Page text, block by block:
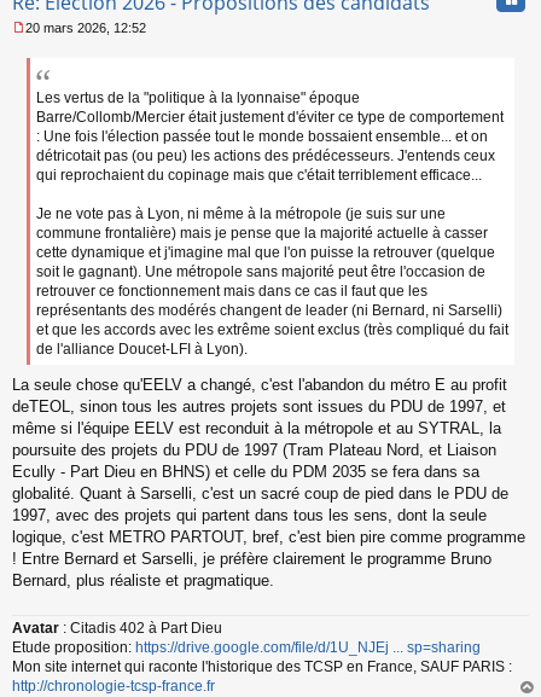
e
20 mars 2026, 12:52
Les vertus de la "politique à la lyonnaise" époque
Barre/Collomb/Mercier était justement d'éviter ce type de comportement
: Une fois l'élection passée tout le monde bossaient ensemble... et on
détricotait pas (ou peu) les actions des prédécesseurs. J'entends ceux
qui reprochaient du copinage mais que c'était terriblement efficace...
Je ne vote pas à Lyon, ni même à la métropole (je suis sur une
commune frontalière) mais je pense que la majorité actuelle à casser
cette dynamique et j'imagine mal que l'on puisse la retrouver (quelque
soit le gagnant). Une métropole sans majorité peut être l'occasion de
retrouver ce fonctionnement mais dans ce cas il faut que les
représentants des modérés changent de leader (ni Bernard, ni Sarselli)
et que les accords avec les extrême soient exclus (très compliqué du fait
de l'alliance Doucet-LFI à Lyon).
La seule chose qu'EELV a changé, c'est l'abandon du métro E au profit
deTEOL, sinon tous les autres projets sont issues du PDU de 1997, et
même si l'équipe EELV est reconduit à la métropole et au SYTRAL, la
poursuite des projets du PDU de 1997 (Tram Plateau Nord, et Liaison
Ecully - Part Dieu en BHNS) et celle du PDM 2035 se fera dans sa
globalité. Quant à Sarselli, c'est un sacré coup de pied dans le PDU de
1997, avec des projets qui partent dans tous les sens, dont la seule
logique, c'est METRO PARTOUT, bref, c'est bien pire comme programme
! Entre Bernard et Sarselli, je préfère clairement le programme Bruno
Bernard, plus réaliste et pragmatique.
Avatar : Citadis 402 à Part Dieu
Etude proposition: https://drive.google.com/file/d/1U_NJEj ... sp=sharing
Mon site internet qui raconte l'historique des TCSP en France, SAUF PARIS :
http://chronologie-tcsp-france.fr